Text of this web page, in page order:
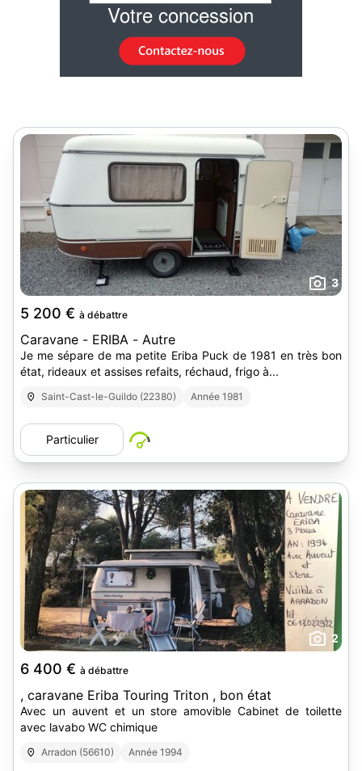
3
5 200 € à débattre
Caravane - ERIBA - Autre
Je me sépare de ma petite Eriba Puck de 1981 en très bon
état, rideaux et assises refaits, réchaud, frigo à...
Saint-Cast-le-Guildo (22380) Année 1981
Particulier
2
6 400 € à débattre
, caravane Eriba Touring Triton , bon état
Avec un auvent et un store amovible Cabinet de toilette
avec lavabo WC chimique
Arradon (56610) Année 1994